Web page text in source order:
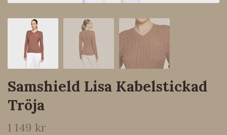
Samshield Lisa Kabelstickad
Tröja
1 149 kr